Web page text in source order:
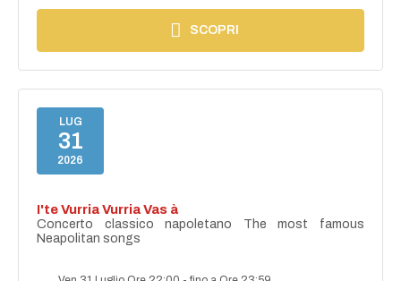
SCOPRI
LUG
31
2026
I'te Vurria Vurria Vas à
Concerto classico napoletano The most famous
Neapolitan songs